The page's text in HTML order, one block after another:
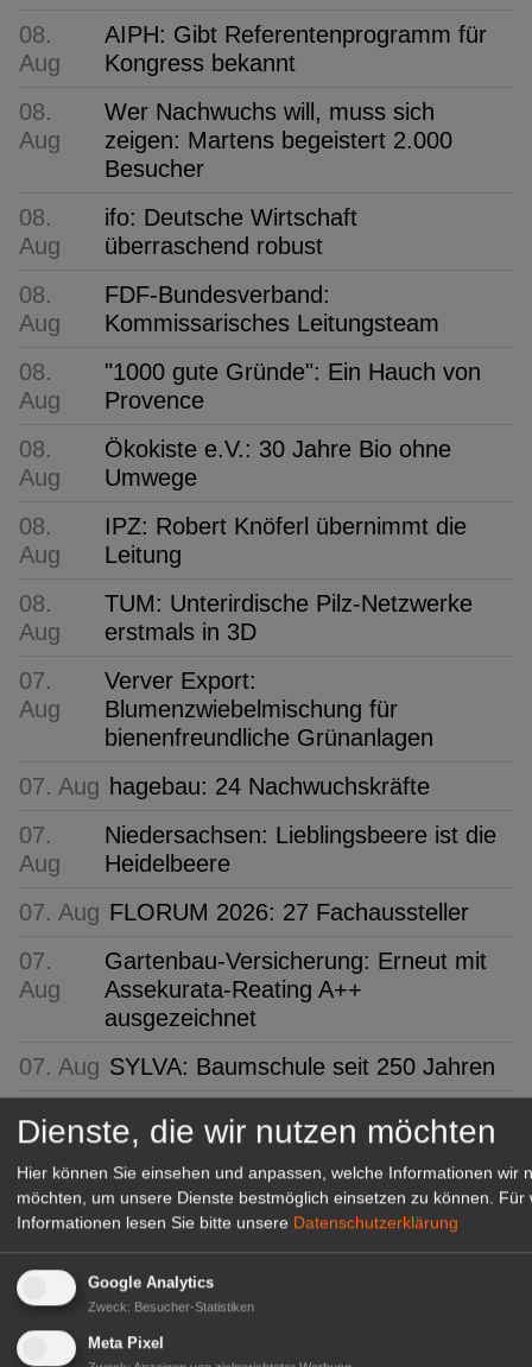
08.
Aug
AIPH: Gibt Referentenprogramm für
Kongress bekannt
08.
Aug
Wer Nachwuchs will, muss sich
zeigen: Martens begeistert 2.000
Besucher
08.
Aug
ifo: Deutsche Wirtschaft
überraschend robust
08.
Aug
FDF-Bundesverband:
Kommissarisches Leitungsteam
08.
Aug
"1000 gute Gründe": Ein Hauch von
Provence
08.
Aug
Ökokiste e.V.: 30 Jahre Bio ohne
Umwege
08.
Aug
IPZ: Robert Knöferl übernimmt die
Leitung
08.
Aug
TUM: Unterirdische Pilz-Netzwerke
erstmals in 3D
07.
Aug
Verver Export:
Blumenzwiebelmischung für
bienenfreundliche Grünanlagen
07. Aug hagebau: 24 Nachwuchskräfte
07.
Aug
Niedersachsen: Lieblingsbeere ist die
Heidelbeere
07. Aug FLORUM 2026: 27 Fachaussteller
07.
Aug
Gartenbau-Versicherung: Erneut mit
Assekurata-Reating A++
ausgezeichnet
07. Aug SYLVA: Baumschule seit 250 Jahren
GABOT Top-Jobs
Dienste, die wir nutzen möchten
Hier können Sie einsehen und anpassen, welche Informationen wir
möchten, um unsere Dienste bestmöglich einsetzen zu können.
Für
Informationen lesen Sie bitte unsere Datenschutzerklärung
Google Analytics
Zweck: Besucher-Statistiken
Meta Pixel